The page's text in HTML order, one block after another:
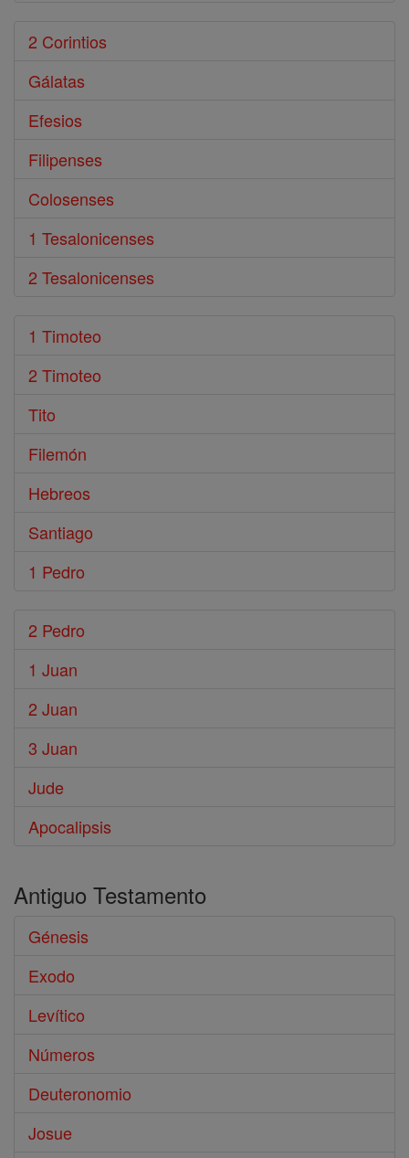
2 Corintios
Gálatas
Efesios
Filipenses
Colosenses
1 Tesalonicenses
2 Tesalonicenses
1 Timoteo
2 Timoteo
Tito
Filemón
Hebreos
Santiago
1 Pedro
2 Pedro
1 Juan
2 Juan
3 Juan
Jude
Apocalipsis
Antiguo Testamento
Génesis
Exodo
Levítico
Números
Deuteronomio
Josue